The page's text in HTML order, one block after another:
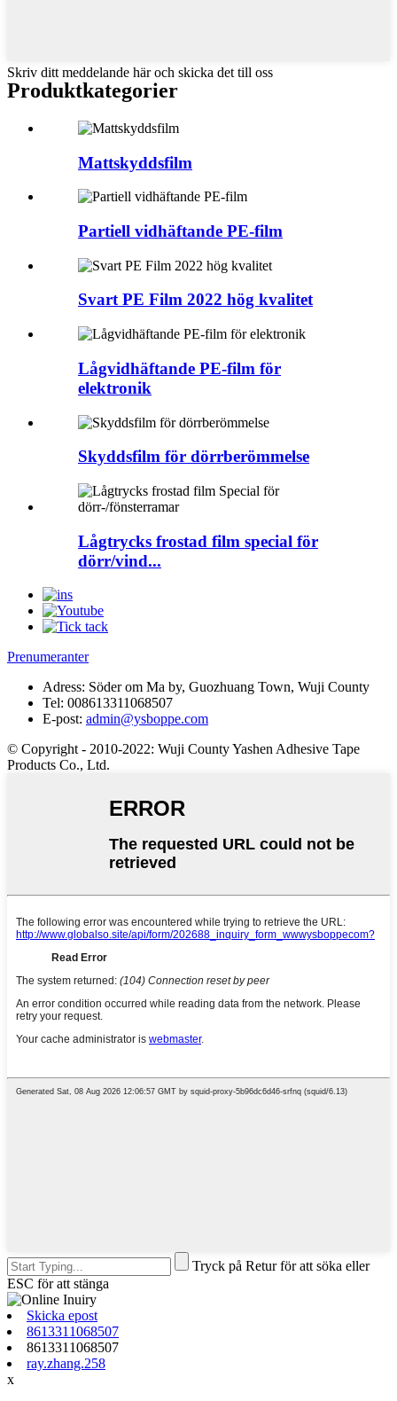
Skriv ditt meddelande här och skicka det till oss
Produktkategorier
Mattskyddsfilm
Partiell vidhäftande PE-film
Svart PE Film 2022 hög kvalitet
Lågvidhäftande PE-film för
elektronik
Skyddsfilm för dörrberömmelse
Lågtrycks frostad film special för
dörr/vind...
Prenumeranter
Adress: Söder om Ma by, Guozhuang Town, Wuji County
Tel: 008613311068507
E-post: admin@ysboppe.com
© Copyright - 2010-2022: Wuji County Yashen Adhesive Tape
Products Co., Ltd.
Tryck på Retur för att söka eller
ESC för att stänga
Skicka epost
8613311068507
8613311068507
ray.zhang.258
x